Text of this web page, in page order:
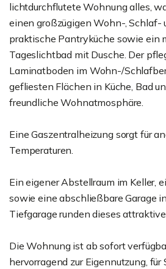
lichtdurchflutete Wohnung alles,
einen großzügigen Wohn-, Schlaf-
praktische Pantryküche sowie ein
Tageslichtbad mit Dusche. Der
Laminatboden im Wohn-/
gefliesten Flächen in Küche, Bad
freundliche Wohnatmosphäre.
Eine Gaszentralheizung sorgt für
Temperaturen.
Ein eigener Abstellraum im Keller,
sowie eine abschließbare Garage
Tiefgarage runden dieses
Die Wohnung ist ab sofort
hervorragend zur Eigennutzung, für